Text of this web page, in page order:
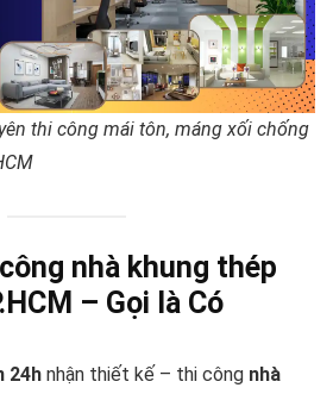
thi công mái tôn, máng xối chống
nhà khung thép
– Gọi là Có
24h nhận thiết kế – thi công nhà